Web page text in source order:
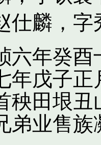
仕麟，字
六年癸
年戊子
秧田垠丑
弟业售族